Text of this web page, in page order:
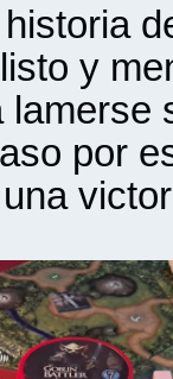
y
lamerse
por